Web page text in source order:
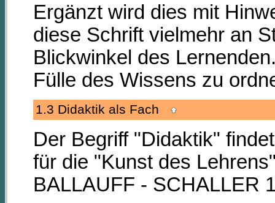
Ergänzt wird dies mit
diese Schrift vielmehr an
Blickwinkel des
Fülle des Wissens zu
1.3 Didaktik als Fach
Der Begriff "Didaktik"
für die "Kunst des
BALLAUFF - SCHALLER